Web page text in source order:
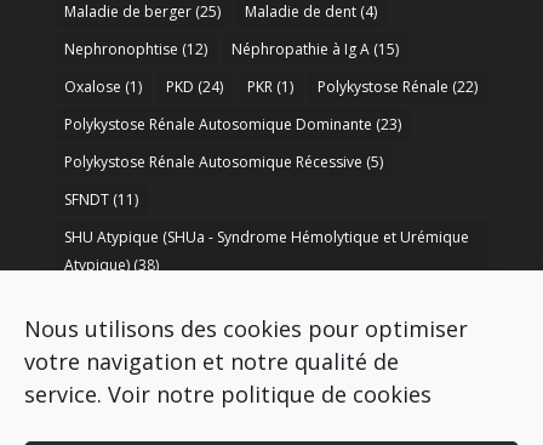
Nous utilisons des cookies pour optimiser
votre navigation et notre qualité de
service. Voir notre politique de cookies
Maladie de berger(25) Maladie de dent(4)
Nephronophtise (12) Néphropathie à Ig A(15)
Oxalose (1) PKD (24) PKR(1) Polykystose Rénale (22)
Polykystose Rénale Autosomique Dominante (23)
Polykystose Rénale Autosomique Récessive (5)
SFNDT(11)
SHU Atypique (SHUa - Syndrome Hémolytique et Urémique
Atypique)(38)
Syndrome de Bartter(8) Syndrome d’Alport(37)